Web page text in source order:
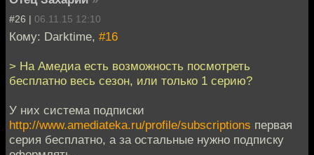
#26 | 06.11.15 12:10
Кому: Darktime, #16
> На Амедиа есть возможность посмотреть
бесплатно весь сезон, или только 1 серию?
У них система подписки
http://www.amediateka.ru/profile/subscriptions первая
серия бесплатно, а за остальные нужно подписку